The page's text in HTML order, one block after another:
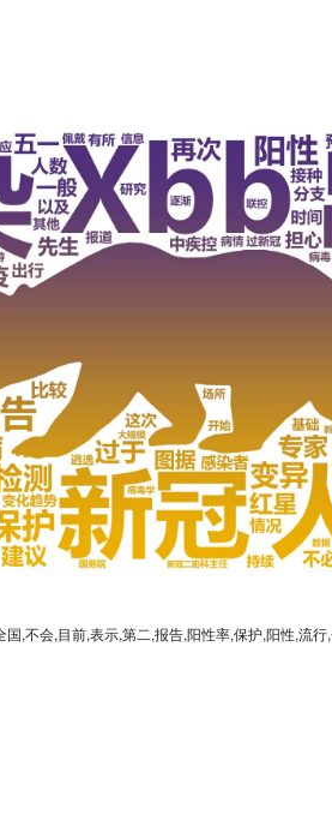
,不会,目前,表示,第二,报告,阳性率,保护,阳性,流